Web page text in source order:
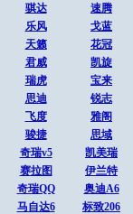
骐达
速腾
乐风
戈蓝
天籁
花冠
君威
凯旋
瑞虎
宝来
思迪
锐志
飞度
雅阁
骏捷
思域
奇瑞v5
凯美瑞
赛拉图
伊兰特
奇瑞QQ
奥迪A6
马自达6
标致206